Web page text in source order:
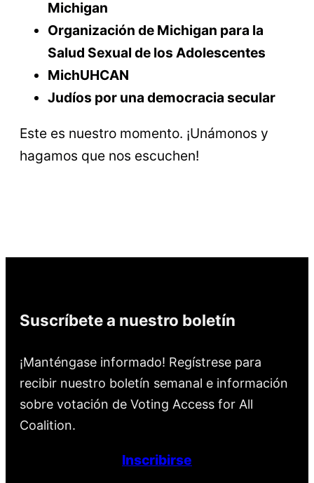
Michigan
Organización de Michigan para la
Salud Sexual de los Adolescentes
MichUHCAN
Judíos por una democracia secular
Este es nuestro momento. ¡Unámonos y
hagamos que nos escuchen!
Suscríbete a nuestro boletín
¡Manténgase informado! Regístrese para
recibir nuestro boletín semanal e información
sobre votación de Voting Access for All
Coalition.
Inscribirse